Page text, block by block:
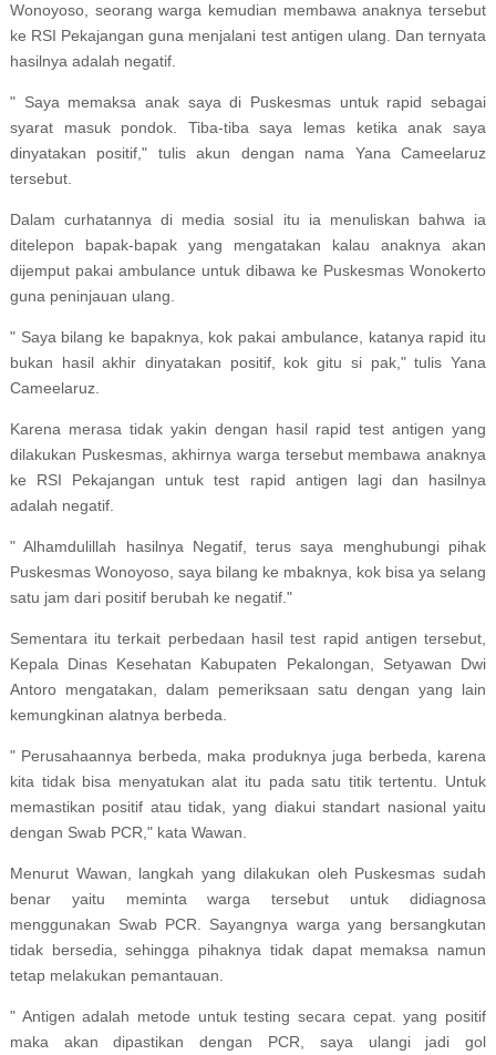
Wonoyoso, seorang warga kemudian membawa anaknya tersebut
ke RSI Pekajangan guna menjalani test antigen ulang. Dan ternyata
hasilnya adalah negatif.
" Saya memaksa anak saya di Puskesmas untuk rapid sebagai
syarat masuk pondok. Tiba-tiba saya lemas ketika anak saya
dinyatakan positif," tulis akun dengan nama Yana Cameelaruz
tersebut.
Dalam curhatannya di media sosial itu ia menuliskan bahwa ia
ditelepon bapak-bapak yang mengatakan kalau anaknya akan
dijemput pakai ambulance untuk dibawa ke Puskesmas Wonokerto
guna peninjauan ulang.
" Saya bilang ke bapaknya, kok pakai ambulance, katanya rapid itu
bukan hasil akhir dinyatakan positif, kok gitu si pak," tulis Yana
Cameelaruz.
Karena merasa tidak yakin dengan hasil rapid test antigen yang
dilakukan Puskesmas, akhirnya warga tersebut membawa anaknya
ke RSI Pekajangan untuk test rapid antigen lagi dan hasilnya
adalah negatif.
" Alhamdulillah hasilnya Negatif, terus saya menghubungi pihak
Puskesmas Wonoyoso, saya bilang ke mbaknya, kok bisa ya selang
satu jam dari positif berubah ke negatif."
Sementara itu terkait perbedaan hasil test rapid antigen tersebut,
Kepala Dinas Kesehatan Kabupaten Pekalongan, Setyawan Dwi
Antoro mengatakan, dalam pemeriksaan satu dengan yang lain
kemungkinan alatnya berbeda.
" Perusahaannya berbeda, maka produknya juga berbeda, karena
kita tidak bisa menyatukan alat itu pada satu titik tertentu. Untuk
memastikan positif atau tidak, yang diakui standart nasional yaitu
dengan Swab PCR," kata Wawan.
Menurut Wawan, langkah yang dilakukan oleh Puskesmas sudah
benar yaitu meminta warga tersebut untuk didiagnosa
menggunakan Swab PCR. Sayangnya warga yang bersangkutan
tidak bersedia, sehingga pihaknya tidak dapat memaksa namun
tetap melakukan pemantauan.
" Antigen adalah metode untuk testing secara cepat. yang positif
maka akan dipastikan dengan PCR, saya ulangi jadi gol